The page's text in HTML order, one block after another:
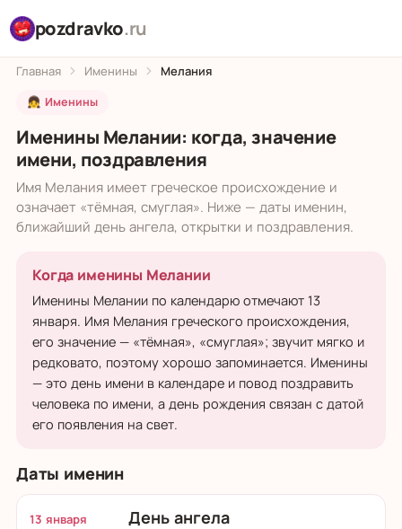
pozdravko.ru
Главная Именины Мелания
👧 Именины
Именины Мелании: когда, значение
имени, поздравления
Имя Мелания имеет греческое происхождение и
означает «тёмная, смуглая». Ниже — даты именин,
ближайший день ангела, открытки и поздравления.
Когда именины Мелании
Именины Мелании по календарю отмечают 13
января. Имя Мелания греческого происхождения,
его значение — «тёмная», «смуглая»; звучит мягко и
редковато, поэтому хорошо запоминается. Именины
— это день имени в календаре и повод поздравить
человека по имени, а день рождения связан с датой
его появления на свет.
Даты именин
13 января День ангела